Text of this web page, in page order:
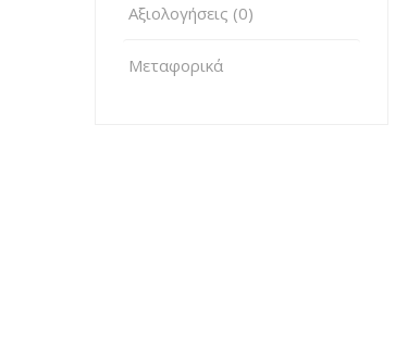
Αξιολογήσεις (0)
Μεταφορικά